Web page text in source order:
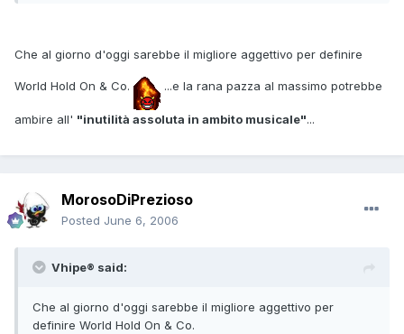
Che al giorno d'oggi sarebbe il migliore aggettivo per definire
World Hold On & Co. ...e la rana pazza al massimo potrebbe
ambire all' "inutilità assoluta in ambito musicale"...
MorosoDiPrezioso
Posted June 6, 2006
Vhipe® said:
Che al giorno d'oggi sarebbe il migliore aggettivo per
definire World Hold On & Co.